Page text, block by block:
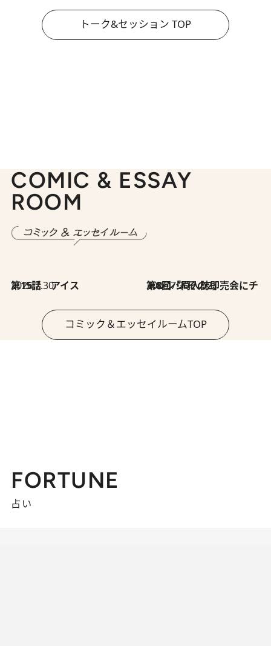
トーク&セッション TOP
COMIC & ESSAY
ROOM
2026.7.30
第15話 アイス 2026.7.30
第8回「同人誌即売会にチャレンジ その2」
コミック＆エッセイルームTOP
FORTUNE
占い